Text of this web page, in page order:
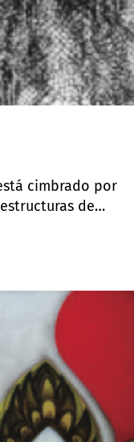
cimbrado por
de